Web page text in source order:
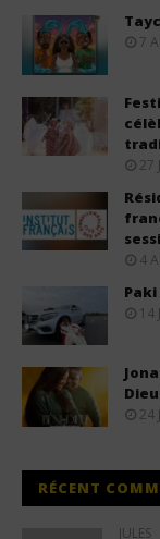
7
27
4
14
24
RÉCENT
JULES